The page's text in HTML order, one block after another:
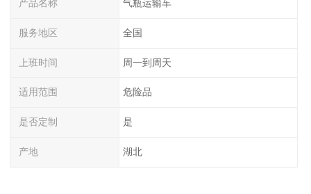
产品名称 气瓶运输车
服务地区 全国
上班时间 周一到周天
适用范围 危险品
是否定制 是
产地 湖北